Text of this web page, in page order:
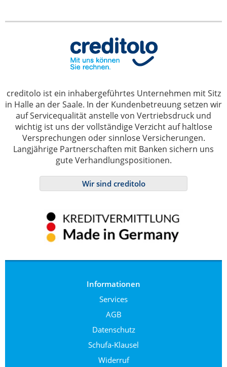
creditolo ist ein inhabergeführtes Unternehmen mit Sitz
in Halle an der Saale. In der Kundenbetreuung setzen wir
auf Servicequalität anstelle von Vertriebsdruck und
wichtig ist uns der vollständige Verzicht auf haltlose
Versprechungen oder sinnlose Versicherungen.
Langjährige Partnerschaften mit Banken sichern uns
gute Verhandlungspositionen.
Wir sind creditolo
Informationen
Services
AGB
Datenschutz
Schufa-Klausel
Widerruf